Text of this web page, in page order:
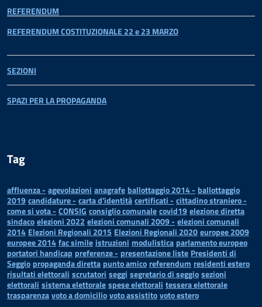
REFERENDUM
REFERENDUM COSTITUZIONALE 22 e 23 MARZO
SEZIONI
SPAZI PER LA PROPAGANDA
Tag
affluenza - agevolazioni anagrafe ballottaggio 2014 - ballottaggio
2019candidature - carta d'identitàcertificati - cittadino straniero -
come si vota - CONSIG consiglio comunalecovid19elezione diretta
sindacoelezioni 2022 elezioni comunali 2009 - elezioni comunali
2014 Elezioni Regionali 2015 Elezioni Regionali 2020europee 2009
europee 2014fac simile istruzioni modulistica parlamento europeo
portatori handicap preferenze - presentazione liste Presidenti di
Seggio propaganda diretta punto amico referendum residenti estero
risultati elettorali scrutatori seggi segretario di seggiosezioni
elettorali sistema elettoralespese elettorali tessera elettorale
trasparenzavoto a domiciliovoto assistitovoto estero